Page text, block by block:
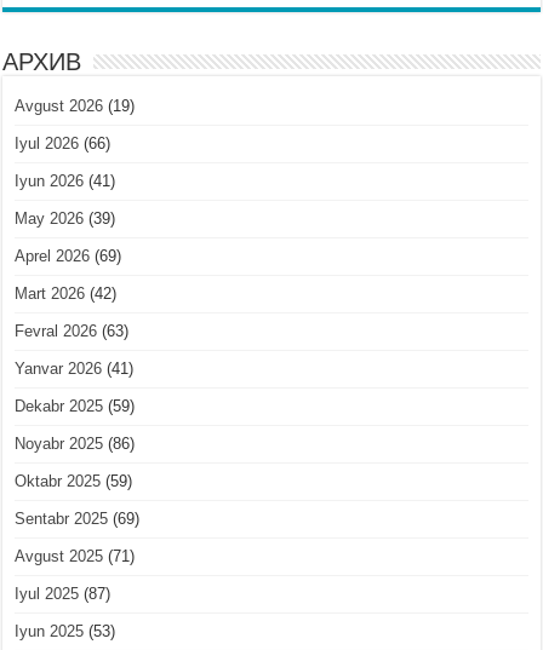
АРХИВ
Avgust 2026 (19)
Iyul 2026 (66)
Iyun 2026 (41)
May 2026 (39)
Aprel 2026 (69)
Mart 2026 (42)
Fevral 2026 (63)
Yanvar 2026 (41)
Dekabr 2025 (59)
Noyabr 2025 (86)
Oktabr 2025 (59)
Sentabr 2025 (69)
Avgust 2025 (71)
Iyul 2025 (87)
Iyun 2025 (53)